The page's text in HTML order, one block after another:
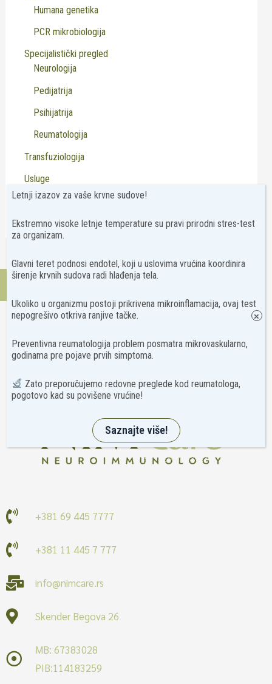
Humana genetika
PCR mikrobiologija
Specijalistički pregled
Neurologija
Pedijatrija
Psihijatrija
Reumatologija
Transfuziologija
Usluge
Virusologija
Kontakt
+381 69 445 7777
+381 11 445 7 777
info@nimcare.rs
Skender Begova 26
MB: 67383028
PIB:114183259
Letnji izazov za vaše krvne sudove!
Ekstremno visoke letnje temperature su pravi prirodni stres-test
za organizam.
Glavni teret podnosi endotel, koji u uslovima vrućina koordinira
širenje krvnih sudova radi hlađenja tela.
Ukoliko u organizmu postoji prikrivena mikroinflamacija, ovaj test
nepogrešivo otkriva ranjive tačke.
Preventivna reumatologija problem posmatra mikrovaskularno,
godinama pre pojave prvih simptoma.
Zato preporučujemo redovne preglede kod reumatologa,
pogotovo kad su povišene vrućine!
Saznajte više!
×